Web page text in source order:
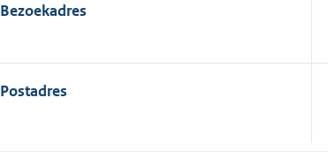
Bezoekadres
Postadres